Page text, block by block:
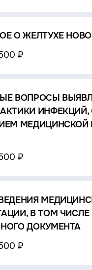
О ЖЕЛТУХЕ
₽
ВОПРОСЫ
₽
В ТОМ
ДОКУМЕНТА
₽